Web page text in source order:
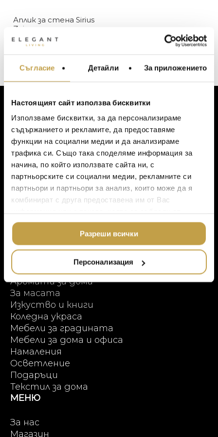
Съгласие Детайли За приложението
Настоящият сайт използва бисквитки
Използваме бисквитки, за да персонализираме
съдържанието и рекламите, да предоставяме
функции на социални медии и да анализираме
трафика си. Също така споделяме информация за
начина, по който използвате сайта ни, с
партньорските си социални медии, рекламните си
партньори и партньори за анализ, които може да я
комбинират с друга предоставена им от Вас
ползването от Ваша страна на услугите им.
Разреши всички
Персонализация
В наличност
Изчерпан, с опция за поръчка
ЦВЯТ
Бяло
Златно
Аплик за стена Sirius
Zuiver
249€ (487.00 лв.)
ЗА КЛИЕНТИ
Моят профил
Списък с желания
Количка
Доставка
Ваучер за подарък
Политика за поверителност
Онлайн пазаруване
ПРОДУКТОВИ КАТЕГОРИИ
Висок клас мебели
Аксесоари за интериора
Аромати за дома
За масата
Изкуство и книги
Коледна украса
Мебели за градината
Мебели за дома и офиса
Намаления
Осветление
Подаръци
Текстил за дома
МЕНЮ
За нас
Магазин
МЕБЕЛИ ЗА ДОМА И
ЗА МАСАТА
ТЕКСТИЛ ЗА ДОМА
АРОМАТИ ЗА ДОМА
ИЗКУСТВО И КНИГИ
ВИСОК КЛАС
МЕБЕЛИ
ПОДАРЪЦИ
BACCARAT
TOM DIXON
MICHAEL ARAM
ASSOULINE
SELETTI
DOLCE & GABBANA
ETHNICRAFT
ZUIVER
DUTCHBONE